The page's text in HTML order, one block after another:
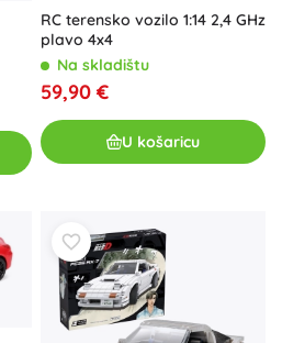
RC terensko vozilo 1:14 2,4 GHz
plavo 4x4
Na skladištu
59,90 €
U košaricu